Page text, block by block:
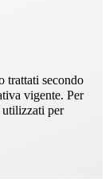
trattati secondo
vigente. Per
utilizzati per